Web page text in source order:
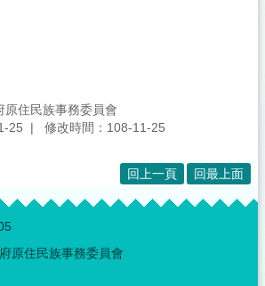
原住民族事務委員會
25
修改時間：108-11-25
回上一頁 回最上面
原住民族事務委員會